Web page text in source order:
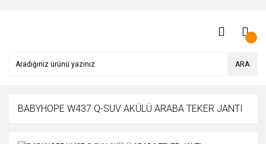
ARA
BABYHOPE W437 Q-SUV AKÜLÜ ARABA TEKER JANTI